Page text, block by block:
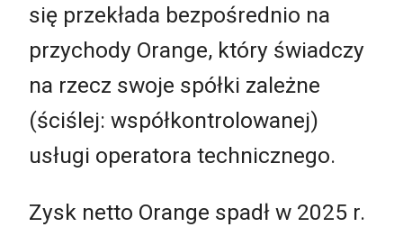
się przekłada bezpośrednio na
przychody Orange, który świadczy
na rzecz swoje spółki zależne
(ściślej: współkontrolowanej)
usługi operatora technicznego.
Zysk netto Orange spadł w 2025 r.